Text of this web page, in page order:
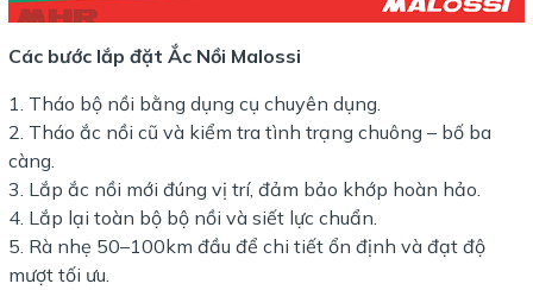
Các bước lắp đặt Ắc Nồi Malossi
Tháo bộ nồi bằng dụng cụ chuyên dụng.
Tháo ắc nồi cũ và kiểm tra tình trạng chuông – bố ba
càng.
Lắp ắc nồi mới đúng vị trí, đảm bảo khớp hoàn hảo.
Lắp lại toàn bộ bộ nồi và siết lực chuẩn.
Rà nhẹ 50–100km đầu để chi tiết ổn định và đạt độ
mượt tối ưu.